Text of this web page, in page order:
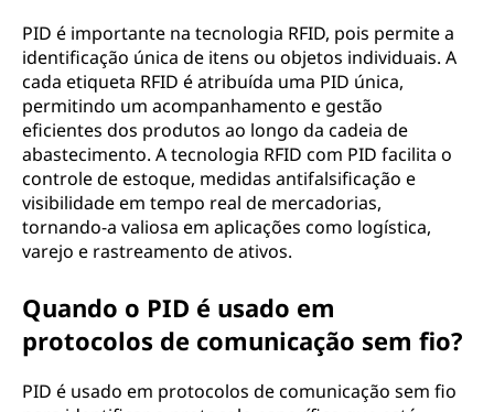
PID é importante na tecnologia RFID, pois permite a
identificação única de itens ou objetos individuais. A
cada etiqueta RFID é atribuída uma PID única,
permitindo um acompanhamento e gestão
eficientes dos produtos ao longo da cadeia de
abastecimento. A tecnologia RFID com PID facilita o
controle de estoque, medidas antifalsificação e
visibilidade em tempo real de mercadorias,
tornando-a valiosa em aplicações como logística,
varejo e rastreamento de ativos.
Quando o PID é usado em
protocolos de comunicação sem fio?
PID é usado em protocolos de comunicação sem fio